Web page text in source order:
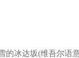
的冰达坂(维吾尔语